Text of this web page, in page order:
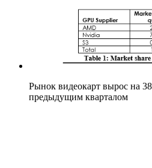
Рынок видеокарт вырос на
предыдущим кварталом